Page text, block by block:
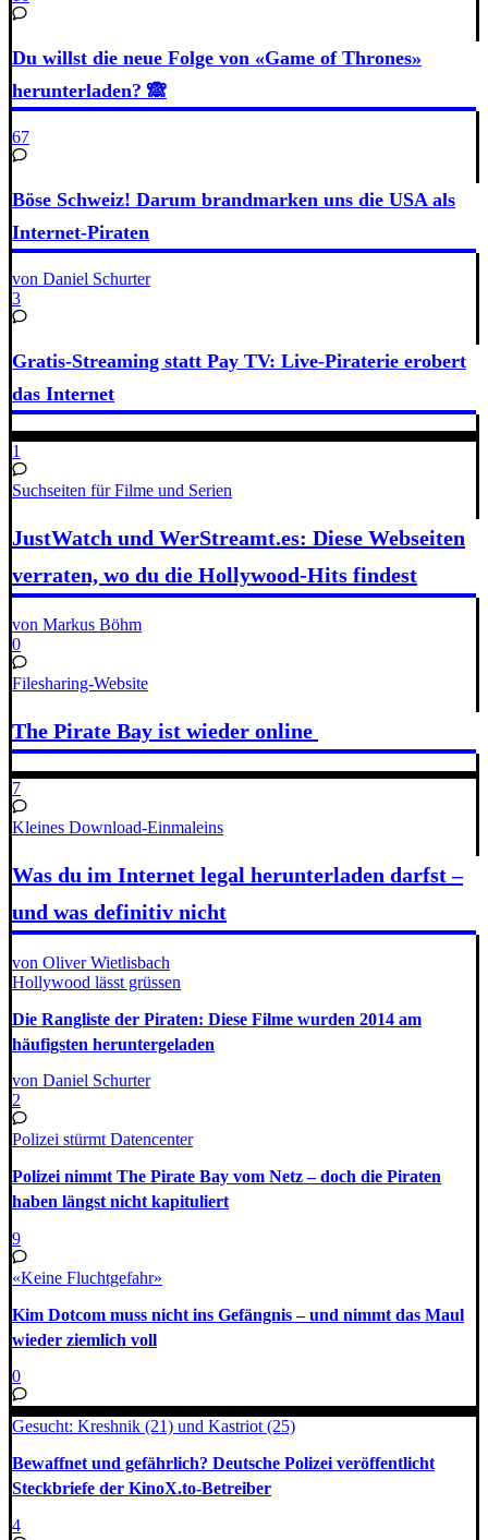
Du willst die neue Folge von «Game of Thrones»
herunterladen? 🙈
67
Böse Schweiz! Darum brandmarken uns die USA als
Internet-Piraten
von Daniel Schurter
3
Gratis-Streaming statt Pay TV: Live-Piraterie erobert
das Internet
1
Suchseiten für Filme und Serien
JustWatch und WerStreamt.es: Diese Webseiten
verraten, wo du die Hollywood-Hits findest
von Markus Böhm
0
Filesharing-Website
The Pirate Bay ist wieder online
7
Kleines Download-Einmaleins
Was du im Internet legal herunterladen darfst –
und was definitiv nicht
von Oliver Wietlisbach
Hollywood lässt grüssen
Die Rangliste der Piraten: Diese Filme wurden 2014 am
häufigsten heruntergeladen
von Daniel Schurter
2
Polizei stürmt Datencenter
Polizei nimmt The Pirate Bay vom Netz – doch die Piraten
haben längst nicht kapituliert
9
«Keine Fluchtgefahr»
Kim Dotcom muss nicht ins Gefängnis – und nimmt das Maul
wieder ziemlich voll
0
Gesucht: Kreshnik (21) und Kastriot (25)
Bewaffnet und gefährlich? Deutsche Polizei veröffentlicht
Steckbriefe der KinoX.to-Betreiber
4